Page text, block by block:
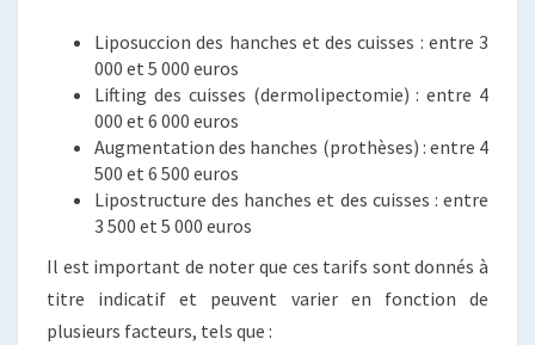
Liposuccion des hanches et des cuisses : entre 3
000 et 5 000 euros
Lifting des cuisses (dermolipectomie) : entre 4
000 et 6 000 euros
Augmentation des hanches (prothèses) : entre 4
500 et 6 500 euros
Lipostructure des hanches et des cuisses : entre
3 500 et 5 000 euros
Il est important de noter que ces tarifs sont donnés à
titre indicatif et peuvent varier en fonction de
plusieurs facteurs, tels que :